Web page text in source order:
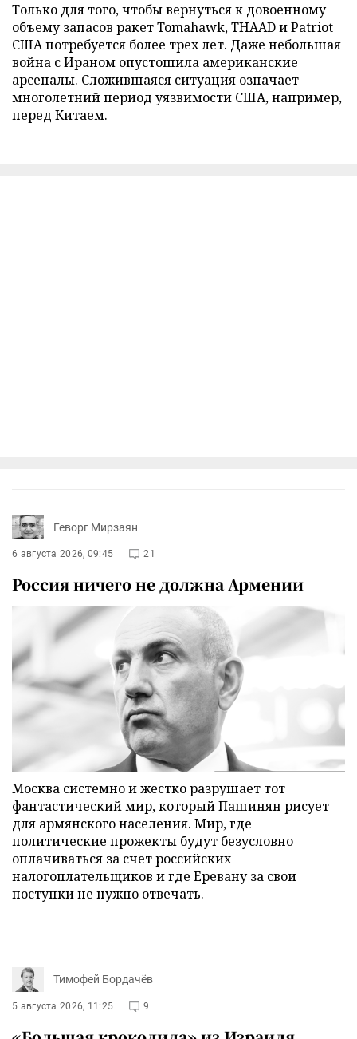
Только для того, чтобы вернуться к довоенному
объему запасов ракет Tomahawk, THAAD и Patriot
США потребуется более трех лет. Даже небольшая
война с Ираном опустошила американские
арсеналы. Сложившаяся ситуация означает
многолетний период уязвимости США, например,
перед Китаем.
Геворг Мирзаян
6 августа 2026, 09:45 21
Россия ничего не должна Армении
Москва системно и жестко разрушает тот
фантастический мир, который Пашинян рисует
для армянского населения. Мир, где
политические прожекты будут безусловно
оплачиваться за счет российских
налогоплательщиков и где Еревану за свои
поступки не нужно отвечать.
Тимофей Бордачёв
5 августа 2026, 11:25 9